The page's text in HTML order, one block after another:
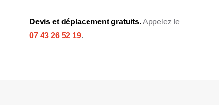
Devis et déplacement gratuits.Appelez le
07 43 26 52 19.